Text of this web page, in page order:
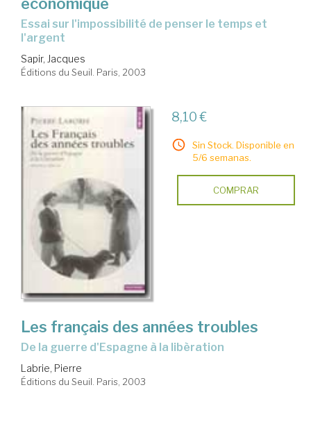
essai sur l'impossibilité de penser le temps et
l'argent
Sapir, Jacques
Éditions du Seuil. Paris, 2003
8,10 €
Sin Stock. Disponible en
5/6 semanas.
COMPRAR
Les français des années troubles
de la guerre d'Espagne à la libèration
Labrie, Pierre
Éditions du Seuil. Paris, 2003